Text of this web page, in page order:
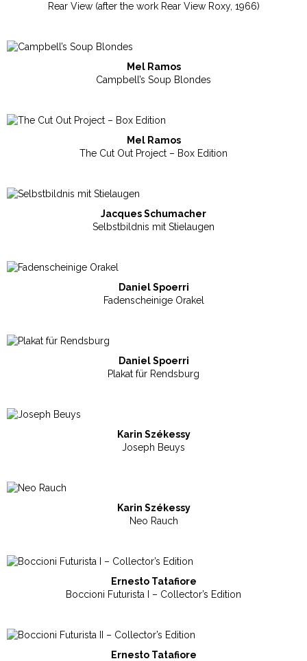
Rear View (after the work Rear View Roxy, 1966)
Mel Ramos
Campbell’s Soup Blondes
Mel Ramos
The Cut Out Project – Box Edition
Jacques Schumacher
Selbstbildnis mit Stielaugen
Daniel Spoerri
Fadenscheinige Orakel
Daniel Spoerri
Plakat für Rendsburg
Karin Székessy
Joseph Beuys
Karin Székessy
Neo Rauch
Ernesto Tatafiore
Boccioni Futurista I – Collector’s Edition
Ernesto Tatafiore